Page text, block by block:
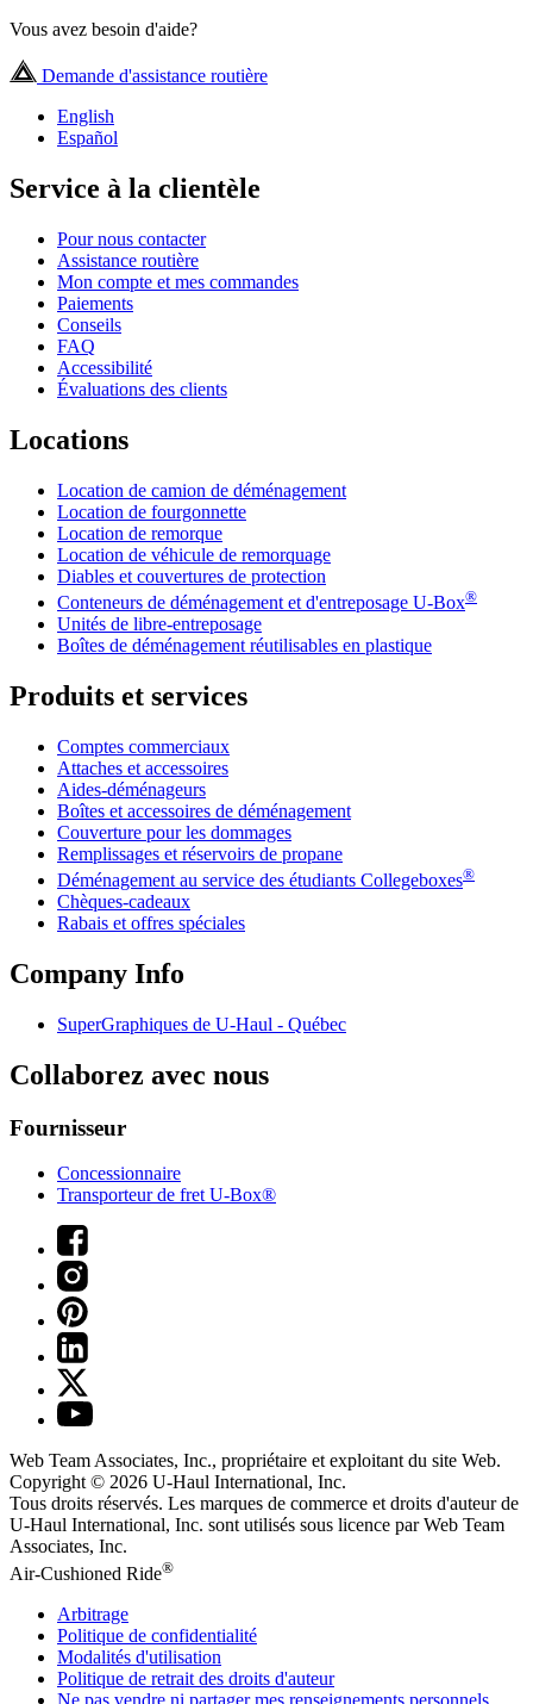
Vous avez besoin d'aide?
Demande d'assistance routière
English
Español
Service à la clientèle
Pour nous contacter
Assistance routière
Mon compte et mes commandes
Paiements
Conseils
FAQ
Accessibilité
Évaluations des clients
Locations
Location de camion de déménagement
Location de fourgonnette
Location de remorque
Location de véhicule de remorquage
Diables et couvertures de protection
Conteneurs de déménagement et d'entreposage U-Box®
Unités de libre-entreposage
Boîtes de déménagement réutilisables en plastique
Produits et services
Comptes commerciaux
Attaches et accessoires
Aides-déménageurs
Boîtes et accessoires de déménagement
Couverture pour les dommages
Remplissages et réservoirs de propane
Déménagement au service des étudiants Collegeboxes®
Chèques-cadeaux
Rabais et offres spéciales
Company Info
SuperGraphiques de U-Haul - Québec
Collaborez avec nous
Fournisseur
Concessionnaire
Transporteur de fret U-Box®
Web Team Associates, Inc., propriétaire et exploitant du site Web.
Copyright © 2026 U-Haul International, Inc.
Tous droits réservés. Les marques de commerce et droits d'auteur de
U-Haul International, Inc. sont utilisés sous licence par Web Team
Associates, Inc.
Air-Cushioned Ride®
Arbitrage
Politique de confidentialité
Modalités d'utilisation
Politique de retrait des droits d'auteur
Ne pas vendre ni partager mes renseignements personnels